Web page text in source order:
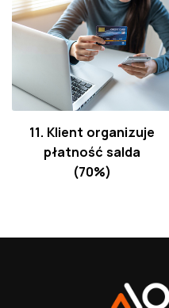
11. Klient organizuje
płatność salda
(70%)